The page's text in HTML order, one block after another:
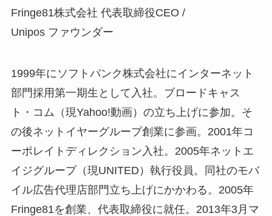
Fringe81株式会社 代表取締役CEO /
Unipos ファウンダー
1999年にソフトバンク株式会社にインターネット
部門採用第一期生として入社。ブロードキャス
ト・コム（現Yahoo!動画）の立ち上げに参加。そ
の後ネットイヤーグループ創業に参画。2001年コ
ーポレイトディレクション入社。2005年ネットエ
イジグループ（現UNITED）執行役員。同社のモバ
イル広告代理店部門立ち上げにかかわる。2005年
Fringe81を創業、代表取締役に就任。2013年3月マ